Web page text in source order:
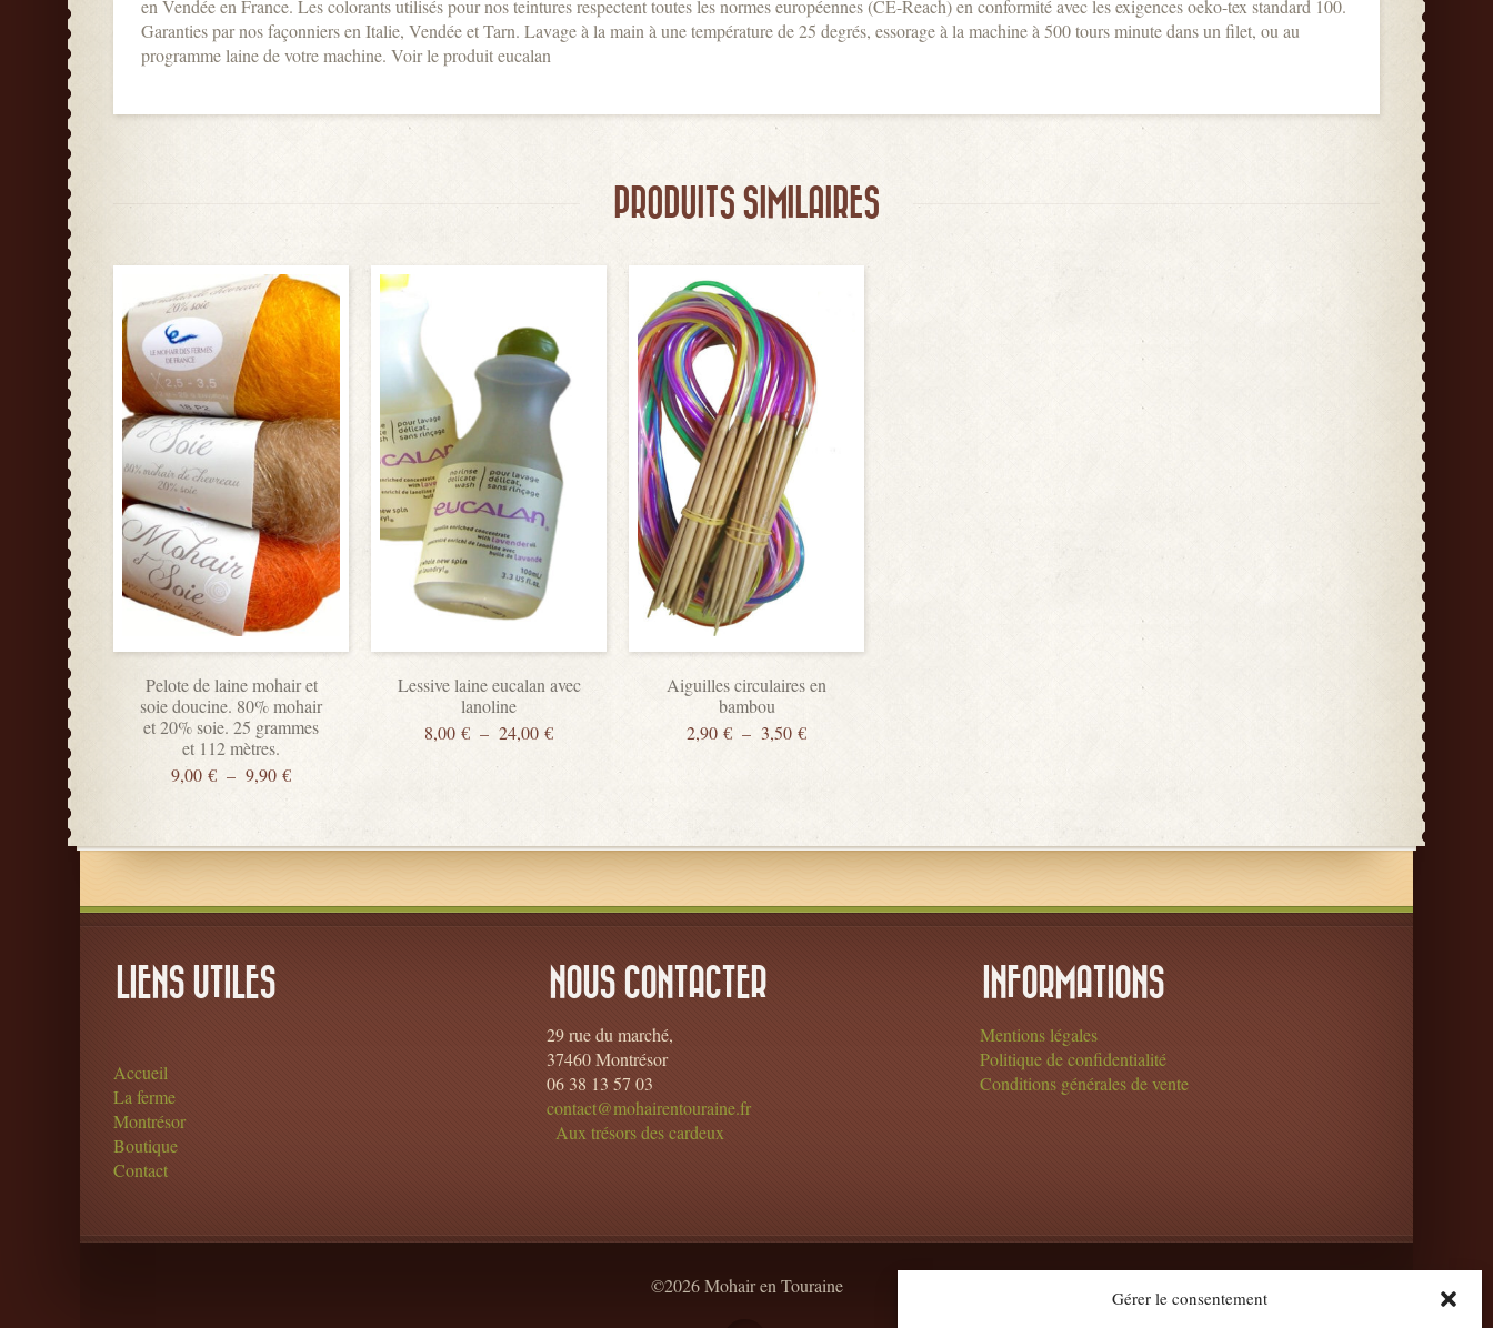
Gérer le consentement
en Vendée en France. Les colorants utilisés pour nos teintures respectent toutes les normes européennes (CE-Reach) en conformité avec les exigences oeko-tex standard 100.
Garanties par nos façonniers en Italie, Vendée et Tarn. Lavage à la main à une température de 25 degrés, essorage à la machine à 500 tours minute dans un filet, ou au
programme laine de votre machine. Voir le produit eucalan
PRODUITS SIMILAIRES
Pelote de laine mohair et
soie doucine. 80% mohair
et 20% soie. 25 grammes
et 112 mètres.
9,00 € – 9,90 €
Lessive laine eucalan avec
lanoline
8,00 € – 24,00 €
Aiguilles circulaires en
bambou
2,90 € – 3,50 €
LIENS UTILES
Accueil
La ferme
Montrésor
Boutique
Contact
NOUS CONTACTER
29 rue du marché,
37460 Montrésor
06 38 13 57 03
contact@mohairentouraine.fr
Aux trésors des cardeux
INFORMATIONS
Mentions légales
Politique de confidentialité
Conditions générales de vente
©2026 Mohair en Touraine